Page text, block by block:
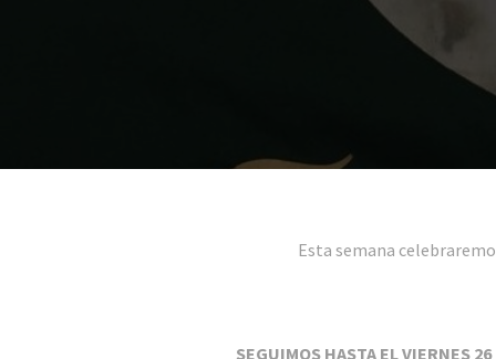
Esta semana
SEGUIMOS HASTA EL VIERNES